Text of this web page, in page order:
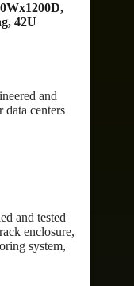
42U
and
data centers
and tested
enclosure,
system,